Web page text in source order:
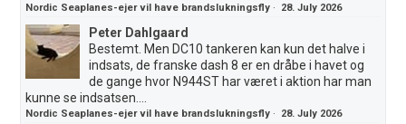
Nordic Seaplanes-ejer vil have brandslukningsfly · 28. July 2026
Peter Dahlgaard
Bestemt. Men DC10 tankeren kan kun det halve i
indsats, de franske dash 8 er en dråbe i havet og
de gange hvor N944ST har været i aktion har man
kunne se indsatsen....
Nordic Seaplanes-ejer vil have brandslukningsfly · 28. July 2026